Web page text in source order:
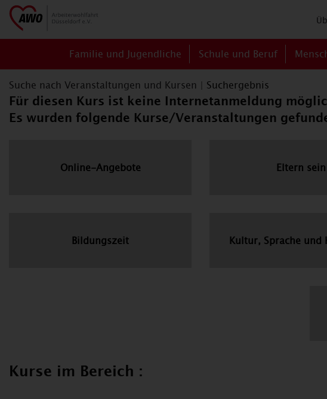
Familie und Jugendliche Schule und Beruf
Suche nach Veranstaltungen und Kursen Suchergebnis
Für diesen Kurs ist keine Internetanmeldung
Es wurden folgende Kurse/Veranstaltungen
Online-Angebote Eltern sein
Bildungszeit Kultur, Sprache und
Kurse im Bereich :